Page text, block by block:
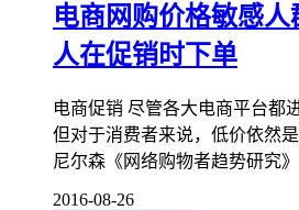
电商网购价格敏感人
人在促销时下单
电商促销 尽管各大电商平台都
但对于消费者来说，低价依然
尼尔森《网络购物者趋势研究
2016-08-26